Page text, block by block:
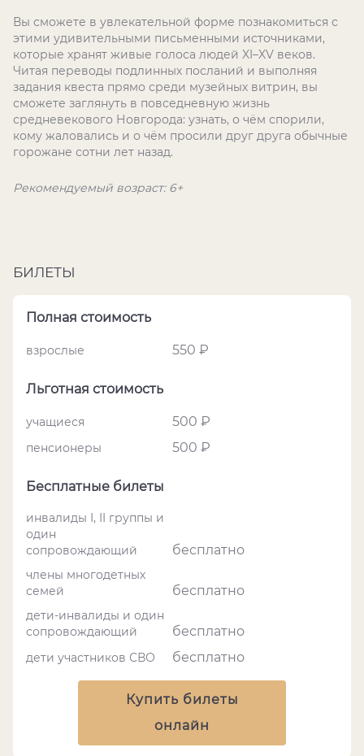
Вы сможете в увлекательной форме познакомиться с
этими удивительными письменными источниками,
которые хранят живые голоса людей XI–XV веков.
Читая переводы подлинных посланий и выполняя
задания квеста прямо среди музейных витрин, вы
сможете заглянуть в повседневную жизнь
средневекового Новгорода: узнать, о чём спорили,
кому жаловались и о чём просили друг друга обычные
горожане сотни лет назад.
Рекомендуемый возраст: 6+
БИЛЕТЫ
Полная стоимость
взрослые 550 ₽
Льготная стоимость
учащиеся 500 ₽
пенсионеры 500 ₽
Бесплатные билеты
инвалиды I, II группы и
один
сопровождающий
бесплатно
члены многодетных
семей
бесплатно
дети-инвалиды и один
сопровождающий
бесплатно
дети участников СВО бесплатно
Купить билеты
онлайн